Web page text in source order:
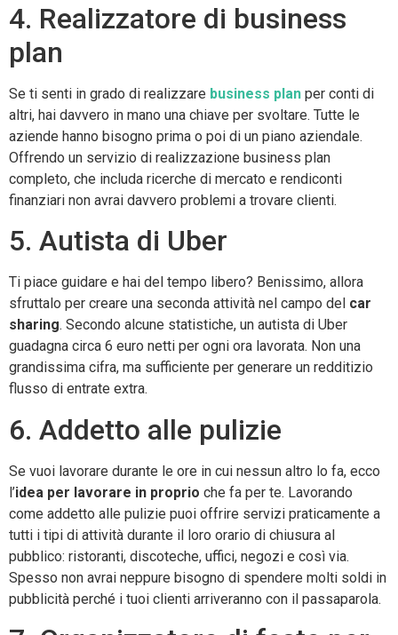
4. Realizzatore di business
plan
Se ti senti in grado di realizzare business plan per conti di
altri, hai davvero in mano una chiave per svoltare. Tutte le
aziende hanno bisogno prima o poi di un piano aziendale.
Offrendo un servizio di realizzazione business plan
completo, che includa ricerche di mercato e rendiconti
finanziari non avrai davvero problemi a trovare clienti.
5. Autista di Uber
Ti piace guidare e hai del tempo libero? Benissimo, allora
sfruttalo per creare una seconda attività nel campo del car
sharing. Secondo alcune statistiche, un autista di Uber
guadagna circa 6 euro netti per ogni ora lavorata. Non una
grandissima cifra, ma sufficiente per generare un redditizio
flusso di entrate extra.
6. Addetto alle pulizie
Se vuoi lavorare durante le ore in cui nessun altro lo fa, ecco
l’idea per lavorare in proprio che fa per te. Lavorando
come addetto alle pulizie puoi offrire servizi praticamente a
tutti i tipi di attività durante il loro orario di chiusura al
pubblico: ristoranti, discoteche, uffici, negozi e così via.
Spesso non avrai neppure bisogno di spendere molti soldi in
pubblicità perché i tuoi clienti arriveranno con il passaparola.